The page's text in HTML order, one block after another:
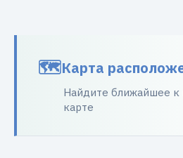
Карта
Найдите ближайшее к
карте